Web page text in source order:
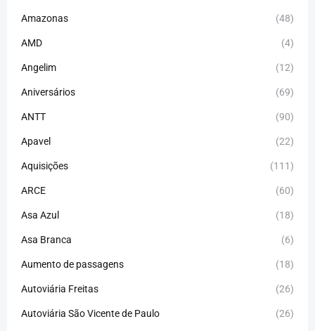
Amazonas (48)
AMD (4)
Angelim (12)
Aniversários (69)
ANTT (90)
Apavel (22)
Aquisições (111)
ARCE (60)
Asa Azul (18)
Asa Branca (6)
Aumento de passagens (18)
Autoviária Freitas (26)
Autoviária São Vicente de Paulo (26)